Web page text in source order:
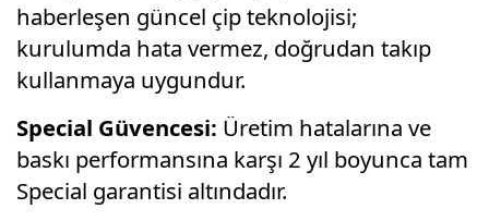
haberleşen güncel çip teknolojisi;
kurulumda hata vermez, doğrudan takıp
kullanmaya uygundur.
Special Güvencesi: Üretim hatalarına ve
baskı performansına karşı 2 yıl boyunca tam
Special garantisi altındadır.